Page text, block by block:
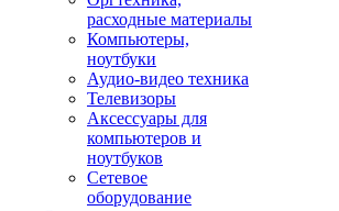
расходные материалы
Компьютеры,
ноутбуки
Аудио-видео техника
Телевизоры
Аксессуары для
компьютеров и
ноутбуков
Сетевое
оборудование